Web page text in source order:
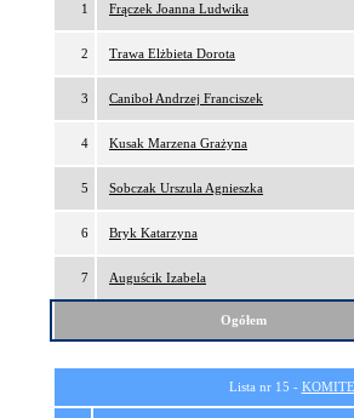
1 Frączek Joanna Ludwika
2 Trawa Elżbieta Dorota
3 Caniboł Andrzej Franciszek
4 Kusak Marzena Grażyna
5 Sobczak Urszula Agnieszka
6 Bryk Katarzyna
7 Auguścik Izabela
Ogółem
Lista nr 15 -